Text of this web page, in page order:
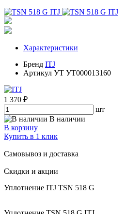
Характеристики
Бренд ITJ
Артикул УТ УТ000013160
1 370 ₽
шт
В наличии
В корзину
Купить в 1 клик
Самовывоз и доставка
Скидки и акции
Уплотнение ITJ TSN 518 G